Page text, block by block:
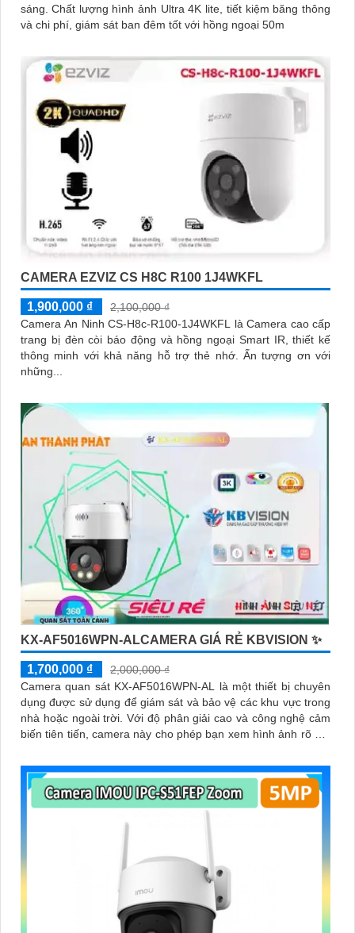
sáng. Chất lượng hình ảnh Ultra 4K lite, tiết kiệm băng thông
và chi phí, giám sát ban đêm tốt với hồng ngoại 50m
CAMERA EZVIZ CS H8C R100 1J4WKFL
1,900,000 ₫
2,100,000 ₫
Camera An Ninh CS-H8c-R100-1J4WKFL là Camera cao cấp
trang bị đèn còi báo động và hồng ngoại Smart IR, thiết kế
thông minh với khả năng hỗ trợ thẻ nhớ. Ấn tượng ơn với
những...
KX-AF5016WPN-ALCAMERA GIÁ RẺ KBVISION ✨
1,700,000 ₫
2,000,000 ₫
Camera quan sát KX-AF5016WPN-AL là một thiết bị chuyên
dụng được sử dụng để giám sát và bảo vệ các khu vực trong
nhà hoặc ngoài trời. Với độ phân giải cao và công nghệ cảm
biến tiên tiến, camera này cho phép bạn xem hình ảnh rõ nét